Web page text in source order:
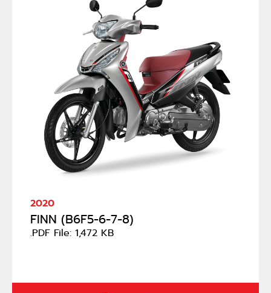
2020
FINN (B6F5-6-7-8)
.PDF File: 1,472 KB